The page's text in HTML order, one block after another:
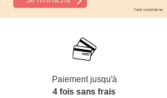
Paiement jusqu'à
4 fois sans frais